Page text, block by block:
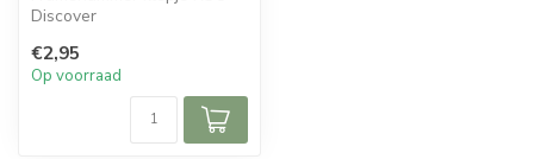
Discover
€2,95
Op voorraad